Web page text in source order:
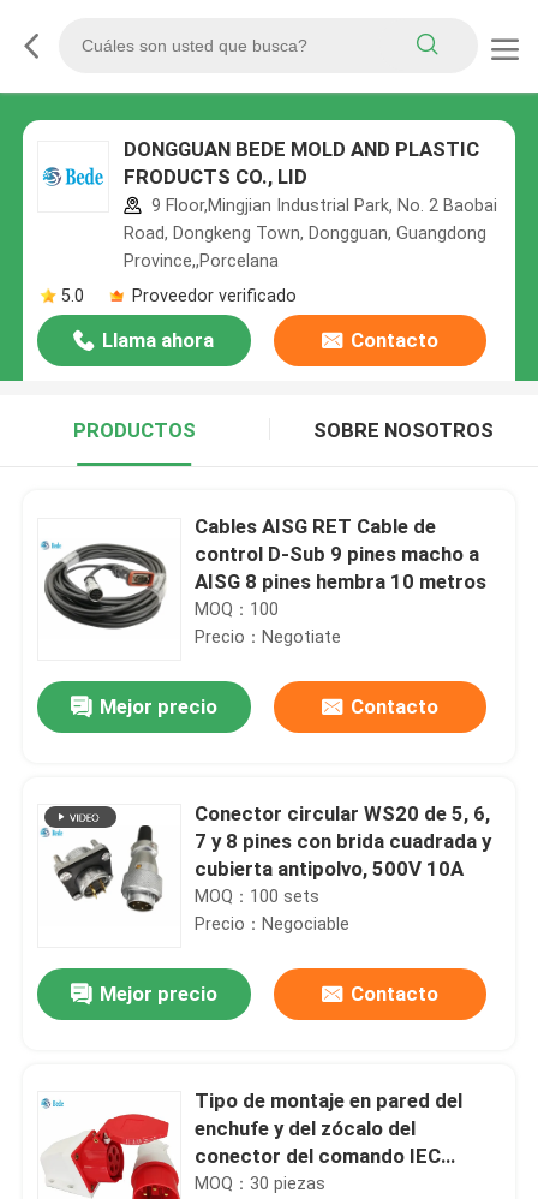
DONGGUAN BEDE MOLD AND PLASTIC
FRODUCTS CO., LID
9 Floor,Mingjian Industrial Park, No. 2 Baobai
Road, Dongkeng Town, Dongguan, Guangdong
Province,,Porcelana
5.0
Proveedor verificado
Llama ahora Contacto
PRODUCTOS SOBRE NOSOTROS
Cables AISG RET Cable de
control D-Sub 9 pines macho a
AISG 8 pines hembra 10 metros
MOQ：100
Precio：Negotiate
Mejor precio Contacto
Conector circular WS20 de 5, 6,
7 y 8 pines con brida cuadrada y
cubierta antipolvo, 500V 10A
MOQ：100 sets
Precio：Negociable
Mejor precio Contacto
Tipo de montaje en pared del
enchufe y del zócalo del
conector del comando IEC
60309 380-415V 16Amp
MOQ：30 piezas